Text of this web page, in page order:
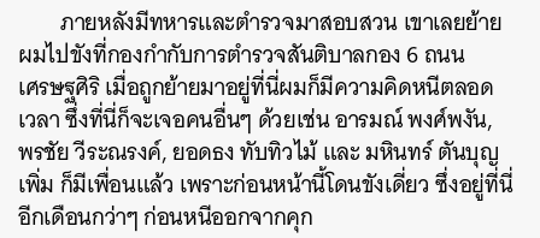
ภายหลังมีทหารและตำรวจมาสอบสวน เขาเลยย้าย
ผมไปขังที่กองกำกับการตำรวจสันติบาลกอง 6 ถนน
เศรษฐศิริ เมื่อถูกย้ายมาอยู่ที่นี่ผมก็มีความคิดหนีตลอด
เวลา ซึ่งที่นี่ก็จะเจอคนอื่นๆ ด้วยเช่น อารมณ์ พงศ์พงัน,
พรชัย วีระณรงค์, ยอดธง ทับทิวไม้ และ มหินทร์ ตันบุญ
เพิ่ม ก็มีเพื่อนแล้ว เพราะก่อนหน้านี้โดนขังเดี่ยว ซึ่งอยู่ที่นี่
อีกเดือนกว่าๆ ก่อนหนีออกจากคุก